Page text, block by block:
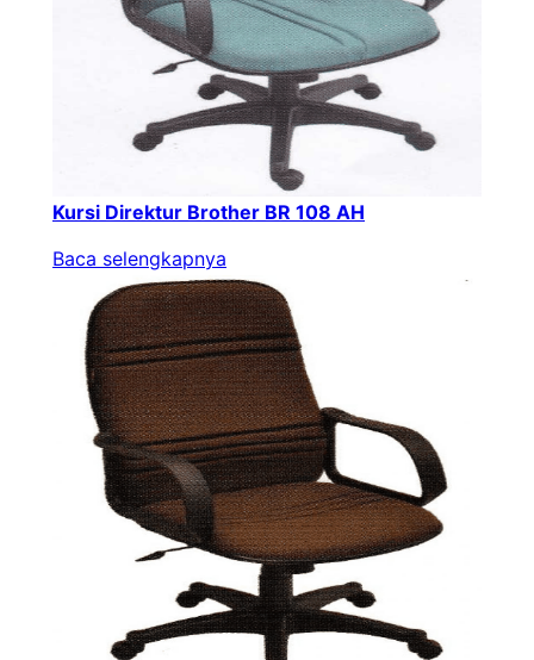
Kursi Direktur Brother BR 108 AH
Baca selengkapnya